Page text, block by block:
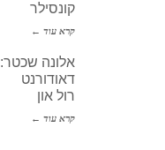
קונסילר
קרא עוד ←
אלונה שכטר:
דאודורנט
רול און
קרא עוד ←